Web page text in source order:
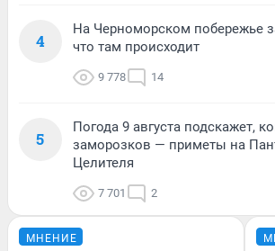
4
На Черноморском побережье
что там происходит
9 778 14
5
Погода 9 августа подскажет,
заморозков — приметы на
Целителя
7 701 2
МНЕНИЕ